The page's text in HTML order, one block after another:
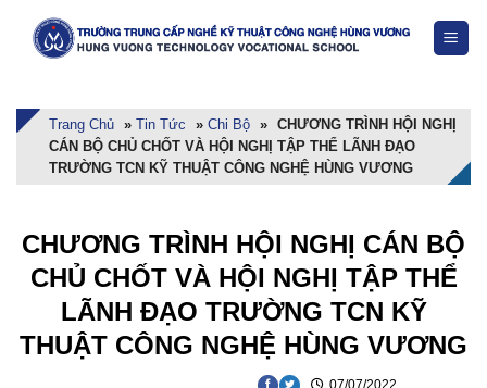
Trang Chủ » Tin Tức » Chi Bộ » CHƯƠNG TRÌNH HỘI NGHỊ
CÁN BỘ CHỦ CHỐT VÀ HỘI NGHỊ TẬP THỂ LÃNH ĐẠO
TRƯỜNG TCN KỸ THUẬT CÔNG NGHỆ HÙNG VƯƠNG
CHƯƠNG TRÌNH HỘI NGHỊ CÁN BỘ
CHỦ CHỐT VÀ HỘI NGHỊ TẬP THỂ
LÃNH ĐẠO TRƯỜNG TCN KỸ
THUẬT CÔNG NGHỆ HÙNG VƯƠNG
07/07/2022